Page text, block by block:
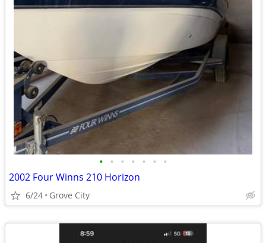
• • • • • • •
2002 Four Winns 210 Horizon
6/24 Grove City